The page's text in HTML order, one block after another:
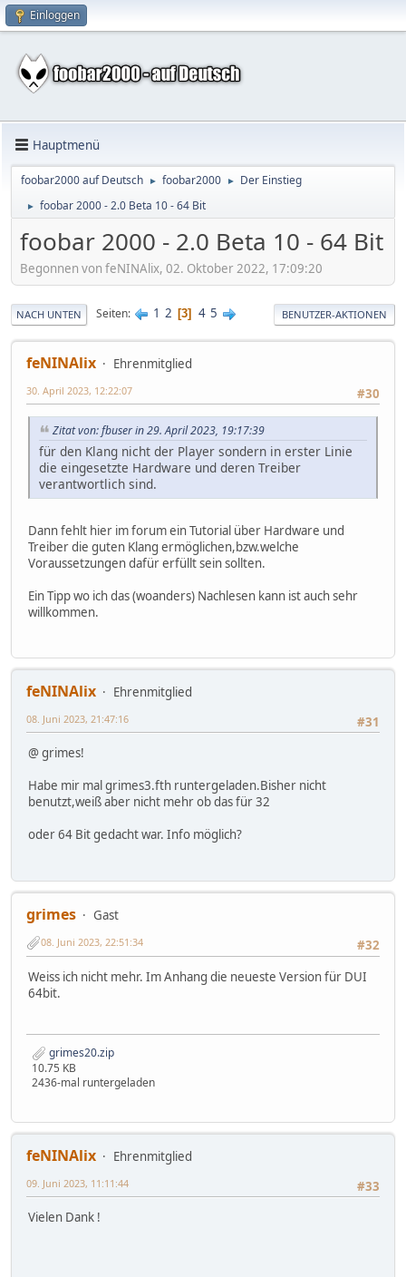
Einloggen
Hauptmenü
foobar2000 auf Deutsch ► foobar2000 ► Der Einstieg
► foobar 2000 - 2.0 Beta 10 - 64 Bit
foobar 2000 - 2.0 Beta 10 - 64 Bit
Begonnen von feNINAlix, 02. Oktober 2022, 17:09:20
NACH UNTEN Seiten 1 2 3 4 5 BENUTZER-AKTIONEN
feNINAlix
Ehrenmitglied
#30
30. April 2023, 12:22:07
Zitat von: fbuser in 29. April 2023, 19:17:39
für den Klang nicht der Player sondern in erster Linie
die eingesetzte Hardware und deren Treiber
verantwortlich sind.
Dann fehlt hier im forum ein Tutorial über Hardware und
Treiber die guten Klang ermöglichen,bzw.welche
Voraussetzungen dafür erfüllt sein sollten.
Ein Tipp wo ich das (woanders) Nachlesen kann ist auch sehr
willkommen.
feNINAlix
Ehrenmitglied
#31
08. Juni 2023, 21:47:16
@ grimes!
Habe mir mal grimes3.fth runtergeladen.Bisher nicht
benutzt,weiß aber nicht mehr ob das für 32
oder 64 Bit gedacht war. Info möglich?
grimes
Gast
#32
08. Juni 2023, 22:51:34
Weiss ich nicht mehr. Im Anhang die neueste Version für DUI
64bit.
grimes20.zip
10.75 KB
2436-mal runtergeladen
feNINAlix
Ehrenmitglied
#33
09. Juni 2023, 11:11:44
Vielen Dank !